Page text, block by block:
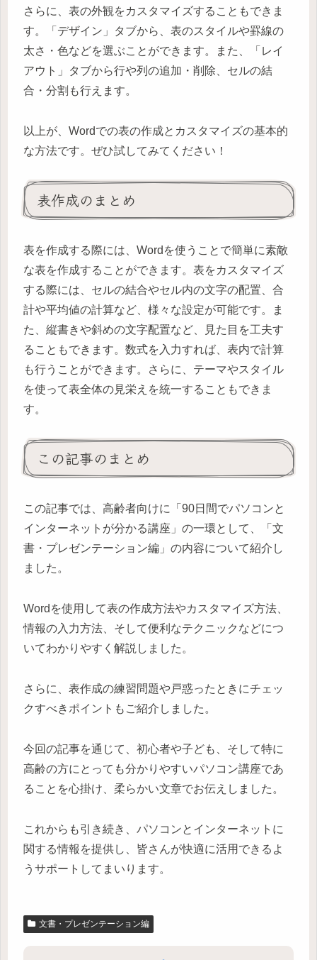
さらに、表の外観をカスタマイズすることもできま
す。「デザイン」タブから、表のスタイルや罫線の
太さ・色などを選ぶことができます。また、「レイ
アウト」タブから行や列の追加・削除、セルの結
合・分割も行えます。
以上が、Wordでの表の作成とカスタマイズの基本的
な方法です。ぜひ試してみてください！
表作成のまとめ
表を作成する際には、Wordを使うことで簡単に素敵
な表を作成することができます。表をカスタマイズ
する際には、セルの結合やセル内の文字の配置、合
計や平均値の計算など、様々な設定が可能です。ま
た、縦書きや斜めの文字配置など、見た目を工夫す
ることもできます。数式を入力すれば、表内で計算
も行うことができます。さらに、テーマやスタイル
を使って表全体の見栄えを統一することもできま
す。
この記事のまとめ
この記事では、高齢者向けに「90日間でパソコンと
インターネットが分かる講座」の一環として、「文
書・プレゼンテーション編」の内容について紹介し
ました。
Wordを使用して表の作成方法やカスタマイズ方法、
情報の入力方法、そして便利なテクニックなどにつ
いてわかりやすく解説しました。
さらに、表作成の練習問題や戸惑ったときにチェッ
クすべきポイントもご紹介しました。
今回の記事を通じて、初心者や子ども、そして特に
高齢の方にとっても分かりやすいパソコン講座であ
ることを心掛け、柔らかい文章でお伝えしました。
これからも引き続き、パソコンとインターネットに
関する情報を提供し、皆さんが快適に活用できるよ
うサポートしてまいります。
文書・プレゼンテーション編